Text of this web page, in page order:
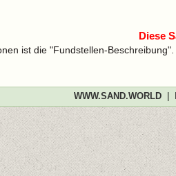
Diese
ist die "Fundstellen-
WWW.SAND.WORLD|